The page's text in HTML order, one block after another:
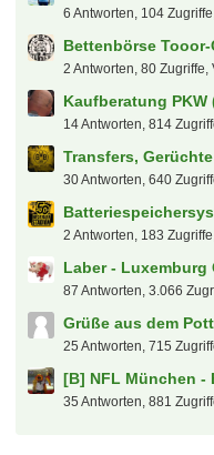
21 Antworten, 230
Neu in eurer
17 Antworten, 297
ail Arena FC
6 Antworten, 104
Bettenbörse Tooor-
2 Antworten, 80 Zugriffe,
Kaufberatung PKW
14 Antworten, 814
Transfers,
30 Antworten, 640
2 Antworten, 183
Laber - Luxemburg
87 Antworten, 3.066